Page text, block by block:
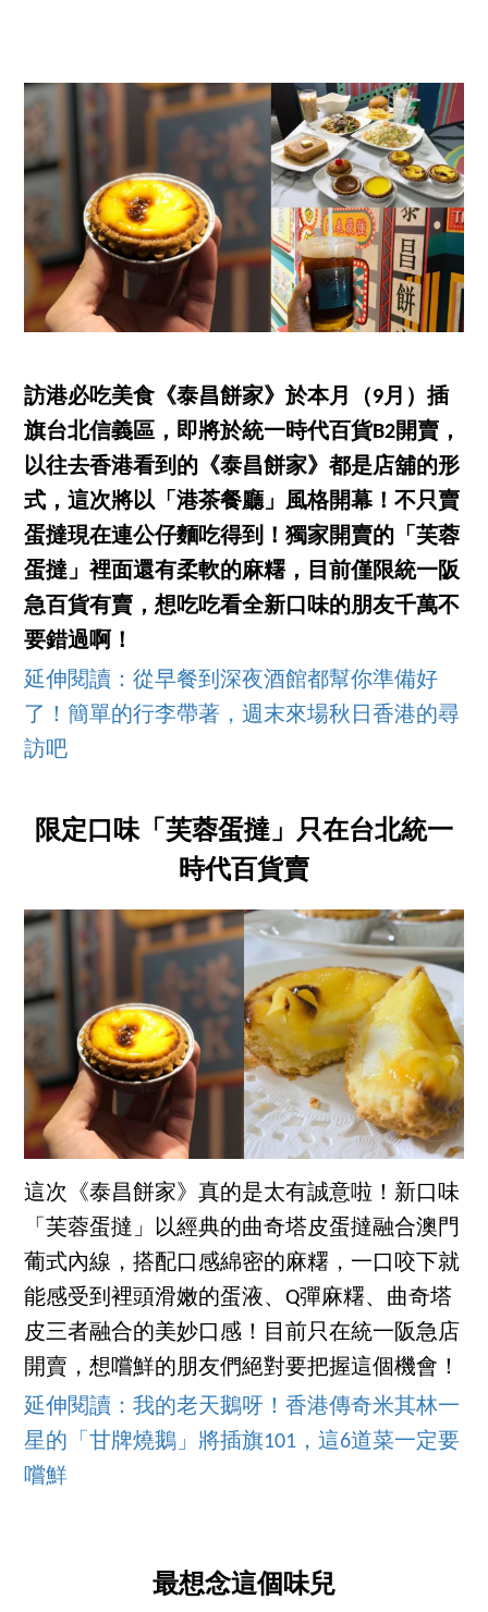
訪港必吃美食《泰昌餅家》於本月（9月）插
旗台北信義區，即將於統一時代百貨B2開賣，
以往去香港看到的《泰昌餅家》都是店舖的形
式，這次將以「港茶餐廳」風格開幕！不只賣
蛋撻現在連公仔麵吃得到！獨家開賣的「芙蓉
蛋撻」裡面還有柔軟的麻糬，目前僅限統一阪
急百貨有賣，想吃吃看全新口味的朋友千萬不
要錯過啊！
延伸閱讀：從早餐到深夜酒館都幫你準備好
了！簡單的行李帶著，週末來場秋日香港的尋
訪吧
限定口味「芙蓉蛋撻」只在台北統一
時代百貨賣
這次《泰昌餅家》真的是太有誠意啦！新口味
「芙蓉蛋撻」以經典的曲奇塔皮蛋撻融合澳門
葡式內線，搭配口感綿密的麻糬，一口咬下就
能感受到裡頭滑嫩的蛋液、Q彈麻糬、曲奇塔
皮三者融合的美妙口感！目前只在統一阪急店
開賣，想嚐鮮的朋友們絕對要把握這個機會！
延伸閱讀：我的老天鵝呀！香港傳奇米其林一
星的「甘牌燒鵝」將插旗101，這6道菜一定要
嚐鮮
最想念這個味兒